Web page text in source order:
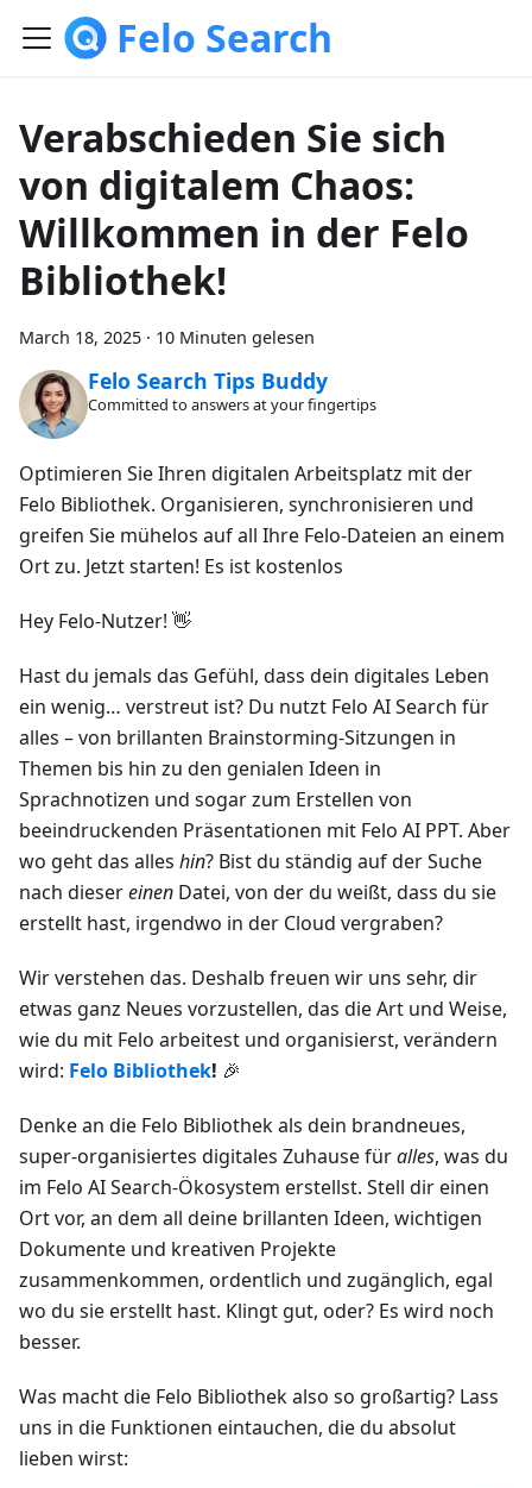
Felo Search
Verabschieden Sie sich
von digitalem Chaos:
Willkommen in der Felo
Bibliothek!
March 18, 2025 · 10 Minuten gelesen
Felo Search Tips Buddy
Committed to answers at your fingertips
Optimieren Sie Ihren digitalen Arbeitsplatz mit der
Felo Bibliothek. Organisieren, synchronisieren und
greifen Sie mühelos auf all Ihre Felo-Dateien an einem
Ort zu. Jetzt starten! Es ist kostenlos
Hey Felo-Nutzer! 👋
Hast du jemals das Gefühl, dass dein digitales Leben
ein wenig… verstreut ist? Du nutzt Felo AI Search für
alles – von brillanten Brainstorming-Sitzungen in
Themen bis hin zu den genialen Ideen in
Sprachnotizen und sogar zum Erstellen von
beeindruckenden Präsentationen mit Felo AI PPT. Aber
wo geht das alles hin? Bist du ständig auf der Suche
nach diesereinen Datei, von der du weißt, dass du sie
erstellt hast, irgendwo in der Cloud vergraben?
Wir verstehen das. Deshalb freuen wir uns sehr, dir
etwas ganz Neues vorzustellen, das die Art und Weise,
wie du mit Felo arbeitest und organisierst, verändern
wird: Felo Bibliothek! 🎉
Denke an die Felo Bibliothek als dein brandneues,
super-organisiertes digitales Zuhause füralles, was du
im Felo AI Search-Ökosystem erstellst. Stell dir einen
Ort vor, an dem all deine brillanten Ideen, wichtigen
Dokumente und kreativen Projekte
zusammenkommen, ordentlich und zugänglich, egal
wo du sie erstellt hast. Klingt gut, oder? Es wird noch
besser.
Was macht die Felo Bibliothek also so großartig? Lass
uns in die Funktionen eintauchen, die du absolut
lieben wirst: